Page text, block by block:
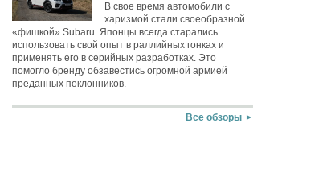
В свое время автомобили с
харизмой стали своеобразной
«фишкой» Subaru. Японцы всегда старались
использовать свой опыт в раллийных гонках и
применять его в серийных разработках. Это
помогло бренду обзавестись огромной армией
преданных поклонников.
Все обзоры